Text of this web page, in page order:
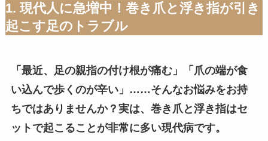
1. 現代人に急増中！巻き爪と浮き指が引き
起こす足のトラブル
「最近、足の親指の付け根が痛む」「爪の端が食
い込んで歩くのが辛い」……そんなお悩みをお持
ちではありませんか？実は、巻き爪と浮き指はセ
ットで起こることが非常に多い現代病です。